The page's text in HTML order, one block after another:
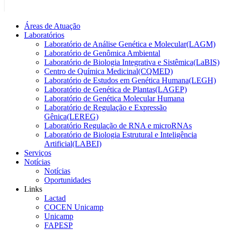
Áreas de Atuação
Laboratórios
Laboratório de Análise Genética e Molecular(LAGM)
Laboratório de Genômica Ambiental
Laboratório de Biologia Integrativa e Sistêmica(LaBIS)
Centro de Química Medicinal(CQMED)
Laboratório de Estudos em Genética Humana(LEGH)
Laboratório de Genética de Plantas(LAGEP)
Laboratório de Genética Molecular Humana
Laboratório de Regulação e Expressão
Gênica(LEREG)
Laboratório Regulação de RNA e microRNAs
Laboratório de Biologia Estrutural e Inteligência
Artificial(LABEI)
Serviços
Notícias
Notícias
Oportunidades
Links
Lactad
COCEN Unicamp
Unicamp
FAPESP